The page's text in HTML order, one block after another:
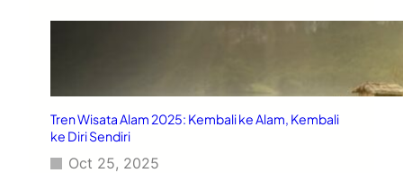
Tren Wisata Alam 2025: Kembali ke Alam, Kembali
ke Diri Sendiri
Oct 25, 2025